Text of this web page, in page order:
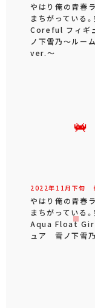
やはり俺の青春
まちがっている
Coreful フィギ
ノ下雪乃～ルー
ver.～
2022年 11 月 下旬
やはり俺の青春
まちがっている
Aqua Float
ュア 雪ノ下雪乃